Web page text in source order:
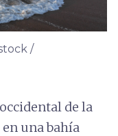
/
de la
una bahía